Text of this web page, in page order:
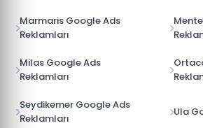
Marmaris Google Ads
Reklamları
Milas Google Ads
Reklamları
Seydikemer Google Ads
Reklamları
Ula